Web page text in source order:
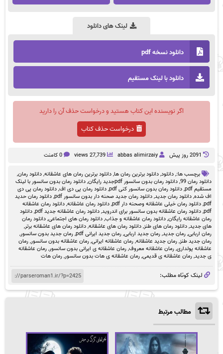
لینک های دانلود
دانلود نسخه pdf
دانلود با لینک مستقیم
اگر نویسنده این کتاب هستید و درخواست حذف آن را دارید
درخواست حذف کتاب
2091 روز پيش abbas alimirzaiy
27,739 views 0 کامنت
برچسب ها:,دانلود,دانلود برترین رمان ها,دانلود برترین رمان های عاشقانه,دانلود رمان,
دانلود رمان 99
,دانلود رمان بدون سانسور pdfجدید رایگان ,دانلود رمان بدون سانسور با لینک
مستقیم pdf
,دانلود رمان بدون سانسور کنی pdf ,دانلود رمان پی دی اف,دانلود رمان پی دی
اف شده,دانلود رمان جدید,دانلود رمان جدید صحنه دار بدون سانسور pdf ,دانلود رمان حدید
pdf
,دانلود رمان خیلی عاشقانه وصحنه دار pdf ,دانلود رمان عاشقانه,دانلود رمان عاشقانه
pdf
,دانلود رمان عاشقانه بدون سانسور برای اندروید,دانلود رمان عاشقانه جدید pdf ,دانلود
رمان عاشقانه رایگان,دانلود رمان عاشقانه و جذاب,دانلود رمان های اجتماعی,دانلود رمان
های جدید,دانلود رمان های طنز,دانلود رمان های عاشقانه,دانلود رمان های عاشقانه برتر,
رمان اربابی,رمان جدید,رمان جدید اربابی,رمان جدید ایرانی pdf ,رمان جدید بدون سانسور,
رمان جدید طنز,رمان جدید عاشقانه,رمان عاشقانه ایرانی,رمان عاشقانه بدون سانسور,رمان
عاشقانه پولداری,رمان عاشقانه معروف,رمان عاشقانه ی ایرانی بدون سانسور,رمان عاشقانه
ی جدید,رمان عاشقانه ی قدیمی,رمان عاشقانه ی هات بدون سانسور,رمان هات
لینک کوتاه مطلب:
مطالب مرتبط